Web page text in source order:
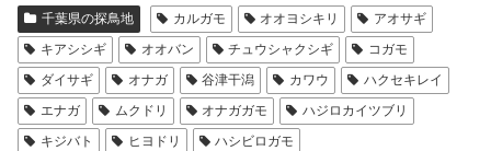
千葉県の探鳥地 カルガモ オオヨシキリ
アオサギ
キアシシギ
オオバン チュウシャクシギ
コガモ
ダイサギ
オナガ 谷津干潟 カワウ
ハクセキレイ
エナガ
ムクドリ オナガガモ
ハジロカイツブリ
キジバト
ヒヨドリ ハシビロガモ